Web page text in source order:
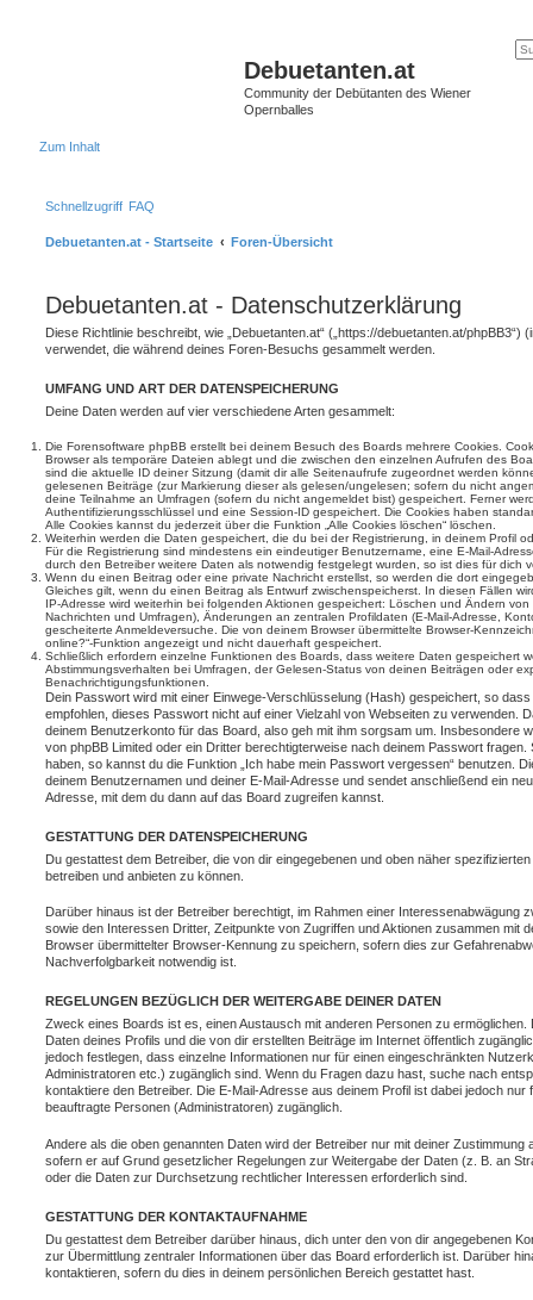
Debuetanten.at
Community der Debütanten des Wiener
Opernballes
Zum Inhalt
Schnellzugriff FAQ
Debuetanten.at - Startseite Foren-Übersicht
Debuetanten.at - Datenschutzerklärung
Diese Richtlinie beschreibt, wie „Debuetanten.at“ („https://debuetanten.at/phpBB3“)
verwendet, die während deines Foren-Besuchs gesammelt werden.
UMFANG UND ART DER DATENSPEICHERUNG
Deine Daten werden auf vier verschiedene Arten gesammelt:
Die Forensoftware phpBB erstellt bei deinem Besuch des Boards mehrere Cookies.
Browser als temporäre Dateien ablegt und die zwischen den einzelnen Aufrufen des
sind die aktuelle ID deiner Sitzung (damit dir alle Seitenaufrufe zugeordnet werden
gelesenen Beiträge (zur Markierung dieser als gelesen/ungelesen; sofern du nicht
deine Teilnahme an Umfragen (sofern du nicht angemeldet bist) gespeichert. Ferner
Authentifizierungsschlüssel und eine Session-ID gespeichert. Die Cookies haben
Alle Cookies kannst du jederzeit über die Funktion „Alle Cookies löschen“ löschen.
Weiterhin werden die Daten gespeichert, die du bei der Registrierung, in deinem Profil
Für die Registrierung sind mindestens ein eindeutiger Benutzername, eine E-Mail-
durch den Betreiber weitere Daten als notwendig festgelegt wurden, so ist dies für dich
Wenn du einen Beitrag oder eine private Nachricht erstellst, so werden die dort
Gleiches gilt, wenn du einen Beitrag als Entwurf zwischenspeicherst. In diesen Fällen
IP-Adresse wird weiterhin bei folgenden Aktionen gespeichert: Löschen und Ändern
Nachrichten und Umfragen), Änderungen an zentralen Profildaten (E-Mail-Adresse,
gescheiterte Anmeldeversuche. Die von deinem Browser übermittelte Browser-
online?“-Funktion angezeigt und nicht dauerhaft gespeichert.
Schließlich erfordern einzelne Funktionen des Boards, dass weitere Daten gespeichert
Abstimmungsverhalten bei Umfragen, der Gelesen-Status von deinen Beiträgen oder
Benachrichtigungsfunktionen.
Dein Passwort wird mit einer Einwege-Verschlüsselung (Hash) gespeichert, so
empfohlen, dieses Passwort nicht auf einer Vielzahl von Webseiten zu verwenden.
deinem Benutzerkonto für das Board, also geh mit ihm sorgsam um. Insbesondere
von phpBB Limited oder ein Dritter berechtigterweise nach deinem Passwort
haben, so kannst du die Funktion „Ich habe mein Passwort vergessen“ benutzen.
deinem Benutzernamen und deiner E-Mail-Adresse und sendet anschließend ein
Adresse, mit dem du dann auf das Board zugreifen kannst.
GESTATTUNG DER DATENSPEICHERUNG
Du gestattest dem Betreiber, die von dir eingegebenen und oben näher
betreiben und anbieten zu können.
Darüber hinaus ist der Betreiber berechtigt, im Rahmen einer Interessenabwägung
sowie den Interessen Dritter, Zeitpunkte von Zugriffen und Aktionen zusammen mit
Browser übermittelter Browser-Kennung zu speichern, sofern dies zur
Nachverfolgbarkeit notwendig ist.
REGELUNGEN BEZÜGLICH DER WEITERGABE DEINER DATEN
Zweck eines Boards ist es, einen Austausch mit anderen Personen zu
Daten deines Profils und die von dir erstellten Beiträge im Internet öffentlich
jedoch festlegen, dass einzelne Informationen nur für einen eingeschränkten
Administratoren etc.) zugänglich sind. Wenn du Fragen dazu hast, suche nach
kontaktiere den Betreiber. Die E-Mail-Adresse aus deinem Profil ist dabei jedoch nur
beauftragte Personen (Administratoren) zugänglich.
Andere als die oben genannten Daten wird der Betreiber nur mit deiner Zustimmung
sofern er auf Grund gesetzlicher Regelungen zur Weitergabe der Daten (z. B. an
oder die Daten zur Durchsetzung rechtlicher Interessen erforderlich sind.
GESTATTUNG DER KONTAKTAUFNAHME
Du gestattest dem Betreiber darüber hinaus, dich unter den von dir angegebenen
zur Übermittlung zentraler Informationen über das Board erforderlich ist. Darüber
kontaktieren, sofern du dies in deinem persönlichen Bereich gestattet hast.